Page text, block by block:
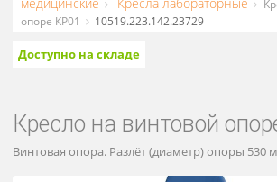
ГЛАВНАЯ Мебель медицинская
медицинские
Кресла лабораторные
опоре КР01 10519.223.142.23729
Кресло на винтовой